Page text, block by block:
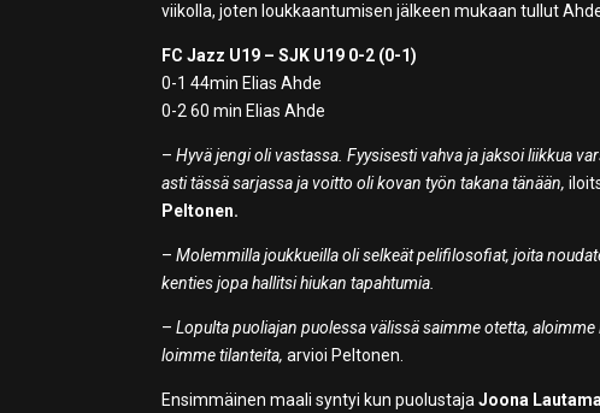
viikolla, joten loukkaantumisen jälkeen mukaan tullut
FC Jazz U19 – SJK U19 0-2 (0-1)
0-1 44min Elias Ahde
0-2 60 min Elias Ahde
–Hyvä jengi oli vastassa. Fyysisesti vahva ja jaksoi liikkua
asti tässä sarjassa ja voitto oli kovan työn takana tänään,
Peltonen.
–Molemmilla joukkueilla oli selkeät pelifilosofiat, joita
kenties jopa hallitsi hiukan tapahtumia.
–Lopulta puoliajan puolessa välissä saimme otetta,
loimme tilanteita, arvioi Peltonen.
Ensimmäinen maali syntyi kun puolustajaJoona